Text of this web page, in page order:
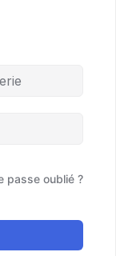
passe oublié ?